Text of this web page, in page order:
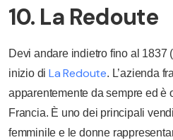
10. La Redoute
Devi andare indietro fino al 1837
inizio di La Redoute. L’azienda
apparentemente da sempre ed è
Francia. È uno dei principali
femminile e le donne